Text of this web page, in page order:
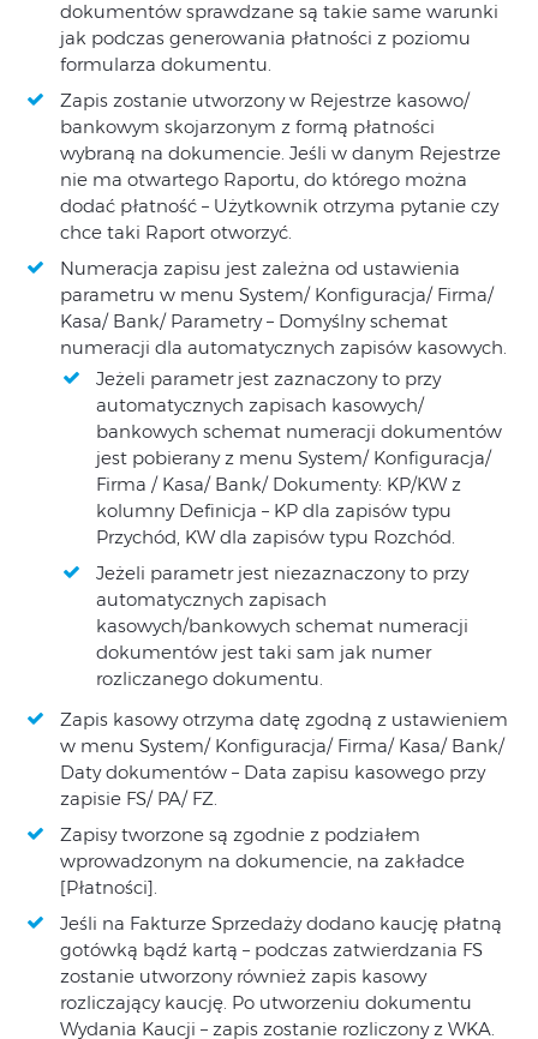
dokumentów sprawdzane są takie same warunki
jak podczas generowania płatności z poziomu
formularza dokumentu.
Zapis zostanie utworzony w Rejestrze kasowo/
bankowym skojarzonym z formą płatności
wybraną na dokumencie. Jeśli w danym Rejestrze
nie ma otwartego Raportu, do którego można
dodać płatność – Użytkownik otrzyma pytanie czy
chce taki Raport otworzyć.
Numeracja zapisu jest zależna od ustawienia
parametru w menu System/ Konfiguracja/ Firma/
Kasa/ Bank/ Parametry – Domyślny schemat
numeracji dla automatycznych zapisów kasowych.
Jeżeli parametr jest zaznaczony to przy
automatycznych zapisach kasowych/
bankowych schemat numeracji dokumentów
jest pobierany z menu System/ Konfiguracja/
Firma / Kasa/ Bank/ Dokumenty: KP/KW z
kolumny Definicja – KP dla zapisów typu
Przychód, KW dla zapisów typu Rozchód.
Jeżeli parametr jest niezaznaczony to przy
automatycznych zapisach
kasowych/bankowych schemat numeracji
dokumentów jest taki sam jak numer
rozliczanego dokumentu.
Zapis kasowy otrzyma datę zgodną z ustawieniem
w menu System/ Konfiguracja/ Firma/ Kasa/ Bank/
Daty dokumentów – Data zapisu kasowego przy
zapisie FS/ PA/ FZ.
Zapisy tworzone są zgodnie z podziałem
wprowadzonym na dokumencie, na zakładce
[Płatności].
Jeśli na Fakturze Sprzedaży dodano kaucję płatną
gotówką bądź kartą – podczas zatwierdzania FS
zostanie utworzony również zapis kasowy
rozliczający kaucję. Po utworzeniu dokumentu
Wydania Kaucji – zapis zostanie rozliczony z WKA.